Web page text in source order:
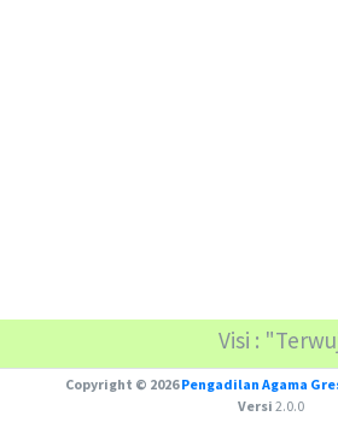
Visi :
Copyright © 2026Pengadilan Agama
Versi 2.0.0